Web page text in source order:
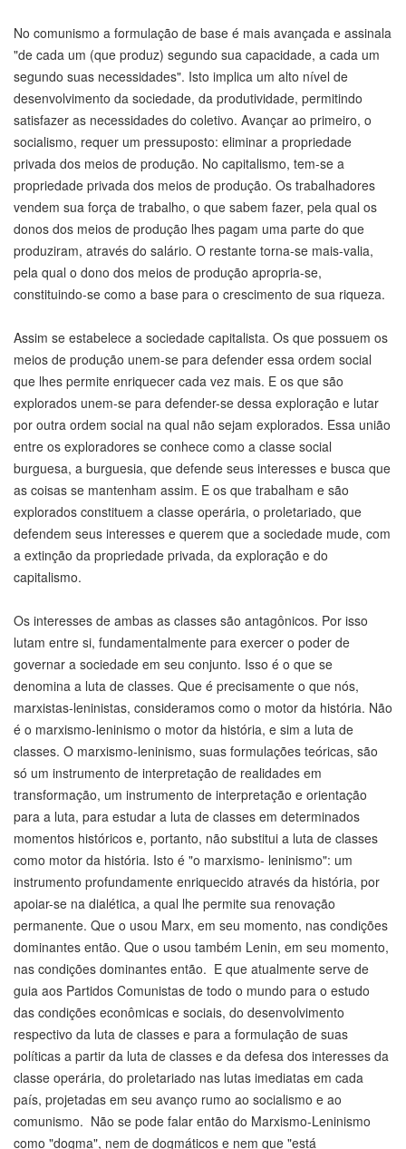
No comunismo a formulação de base é mais avançada e assinala
"de cada um (que produz) segundo sua capacidade, a cada um
segundo suas necessidades". Isto implica um alto nível de
desenvolvimento da sociedade, da produtividade, permitindo
satisfazer as necessidades do coletivo. Avançar ao primeiro, o
socialismo, requer um pressuposto: eliminar a propriedade
privada dos meios de produção. No capitalismo, tem-se a
propriedade privada dos meios de produção. Os trabalhadores
vendem sua força de trabalho, o que sabem fazer, pela qual os
donos dos meios de produção lhes pagam uma parte do que
produziram, através do salário. O restante torna-se mais-valia,
pela qual o dono dos meios de produção apropria-se,
constituindo-se como a base para o crescimento de sua riqueza.
Assim se estabelece a sociedade capitalista. Os que possuem os
meios de produção unem-se para defender essa ordem social
que lhes permite enriquecer cada vez mais. E os que são
explorados unem-se para defender-se dessa exploração e lutar
por outra ordem social na qual não sejam explorados. Essa união
entre os exploradores se conhece como a classe social
burguesa, a burguesia, que defende seus interesses e busca que
as coisas se mantenham assim. E os que trabalham e são
explorados constituem a classe operária, o proletariado, que
defendem seus interesses e querem que a sociedade mude, com
a extinção da propriedade privada, da exploração e do
capitalismo.
Os interesses de ambas as classes são antagônicos. Por isso
lutam entre si, fundamentalmente para exercer o poder de
governar a sociedade em seu conjunto. Isso é o que se
denomina a luta de classes. Que é precisamente o que nós,
marxistas-leninistas, consideramos como o motor da história. Não
é o marxismo-leninismo o motor da história, e sim a luta de
classes. O marxismo-leninismo, suas formulações teóricas, são
só um instrumento de interpretação de realidades em
transformação, um instrumento de interpretação e orientação
para a luta, para estudar a luta de classes em determinados
momentos históricos e, portanto, não substitui a luta de classes
como motor da história. Isto é "o marxismo- leninismo": um
instrumento profundamente enriquecido através da história, por
apoiar-se na dialética, a qual lhe permite sua renovação
permanente. Que o usou Marx, em seu momento, nas condições
dominantes então. Que o usou também Lenin, em seu momento,
nas condições dominantes então. E que atualmente serve de
guia aos Partidos Comunistas de todo o mundo para o estudo
das condições econômicas e sociais, do desenvolvimento
respectivo da luta de classes e para a formulação de suas
políticas a partir da luta de classes e da defesa dos interesses da
classe operária, do proletariado nas lutas imediatas em cada
país, projetadas em seu avanço rumo ao socialismo e ao
comunismo. Não se pode falar então do Marxismo-Leninismo
como "dogma", nem de dogmáticos e nem que "está